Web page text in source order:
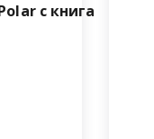
с книга